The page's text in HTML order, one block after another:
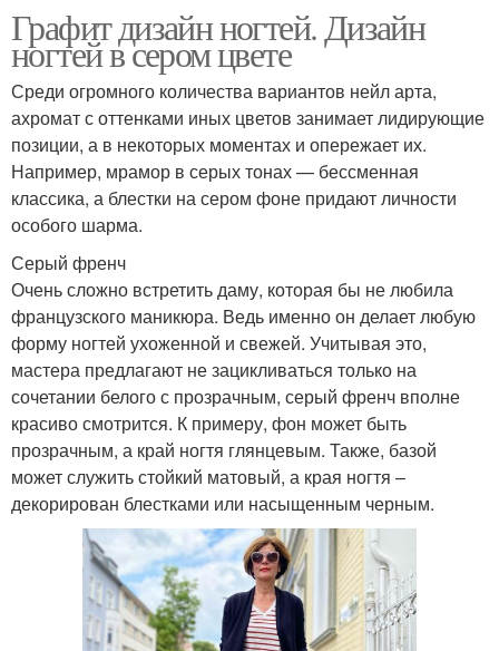
Графит дизайн ногтей. Дизайн
ногтей в сером цвете
Среди огромного количества вариантов нейл арта,
ахромат с оттенками иных цветов занимает лидирующие
позиции, а в некоторых моментах и опережает их.
Например, мрамор в серых тонах — бессменная
классика, а блестки на сером фоне придают личности
особого шарма.
Серый френч
Очень сложно встретить даму, которая бы не любила
французского маникюра. Ведь именно он делает любую
форму ногтей ухоженной и свежей. Учитывая это,
мастера предлагают не зацикливаться только на
сочетании белого с прозрачным, серый френч вполне
красиво смотрится. К примеру, фон может быть
прозрачным, а край ногтя глянцевым. Также, базой
может служить стойкий матовый, а края ногтя –
декорирован блестками или насыщенным черным.